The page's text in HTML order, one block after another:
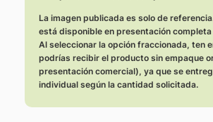
La imagen publicada es solo de
está disponible en presentación
Al seleccionar la opción fraccionada, ten
podrías recibir el producto sin empaque
presentación comercial), ya que se
individual según la cantidad solicitada.